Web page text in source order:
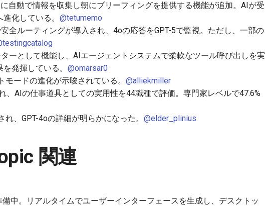
自動で情報を収集し朝にブリーフィングを提供する機能が追加。AIが受
化している。 @tetumemo
全ルーティングが導入され、4oの応答をGPT-5で監視。ただし、一部の
ーとして機能し、AIエージェントシステムで柔軟なツール呼び出しを実
発揮している。 @omarsar0
ードの進化が示唆されている。 @alliekmiller
、AIの仕事道具としての実用性を44職種で評価。専門家レベルで47.6%
、GPT-4oの詳細が明らかになった。 @elder_plinius
関連
中。リアルタイムでユーザーインターフェースを生成し、デスクトッ